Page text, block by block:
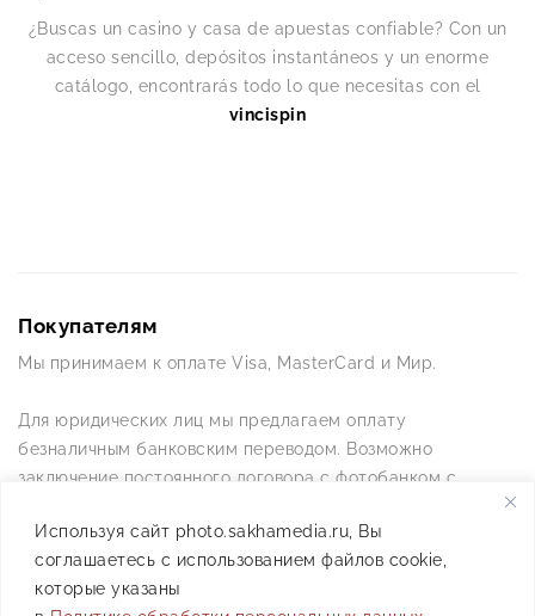
Используя сайт photo.sakhamedia.ru, Вы
соглашаетесь с использованием файлов cookie,
которые указаны
¿Buscas un casino y casa de apuestas confiable? Con un
acceso sencillo, depósitos instantáneos y un enorme
catálogo, encontrarás todo lo que necesitas con el
vincispin
Покупателям
Мы принимаем к оплате Visa, MasterCard и Мир.
Для юридических лиц мы предлагаем оплату
безналичным банковским переводом. Возможно
заключение постоянного договора с фотобанком с
Позвоните нам по телефону +7(4112) 42-09-42 — и мы
ответим на все ваши вопросы